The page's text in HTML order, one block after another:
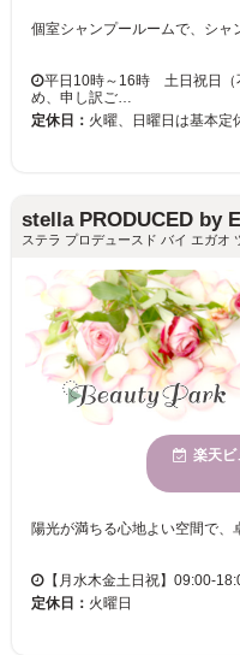
平日10時～16時 土日祝日（
め、申し訳ご…
定休日： 火曜、日曜日は基本定
stella PRODUCED by
ステラ プロデュースド バイ エガオ
楽天ビ
【月水木金土日祝】09:00-
定休日： 火曜日